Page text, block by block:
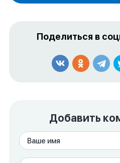
Поделиться в
Добавить